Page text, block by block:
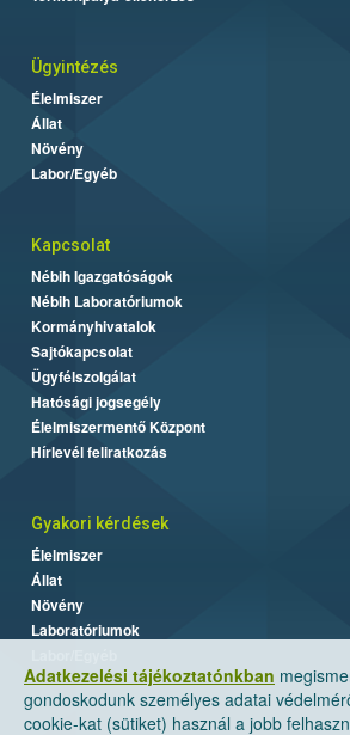
Adatkezelési tájékoztatónkban
gondoskodunk személyes adatai
cookie-kat (sütiket) használ a jobb
Ügyintézés
Élelmiszer
Állat
Növény
Labor/Egyéb
Kapcsolat
Nébih Igazgatóságok
Nébih Laboratóriumok
Kormányhivatalok
Sajtókapcsolat
Ügyfélszolgálat
Hatósági jogsegély
Élelmiszermentő Központ
Hírlevél feliratkozás
Gyakori kérdések
Élelmiszer
Állat
Növény
Laboratóriumok